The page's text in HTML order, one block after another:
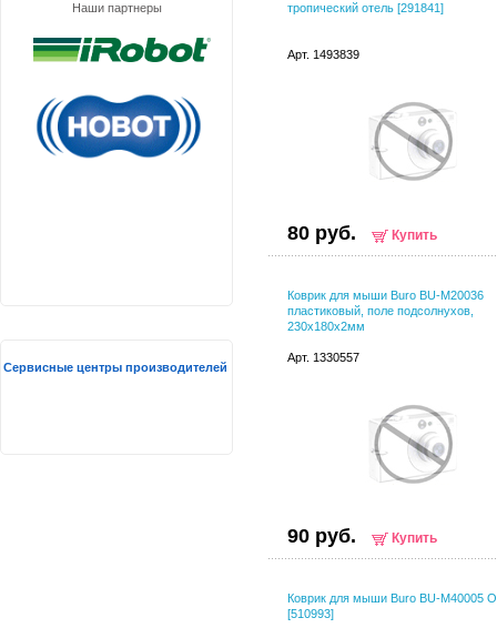
тропический отель [291841]
Арт. 1493839
80 руб. Купить
Коврик для мыши Buro BU-M20036
пластиковый, поле подсолнухов,
230х180х2мм
Арт. 1330557
90 руб. Купить
Коврик для мыши Buro BU-M40005
[510993]
Наши партнеры
Сервисные центры производителей